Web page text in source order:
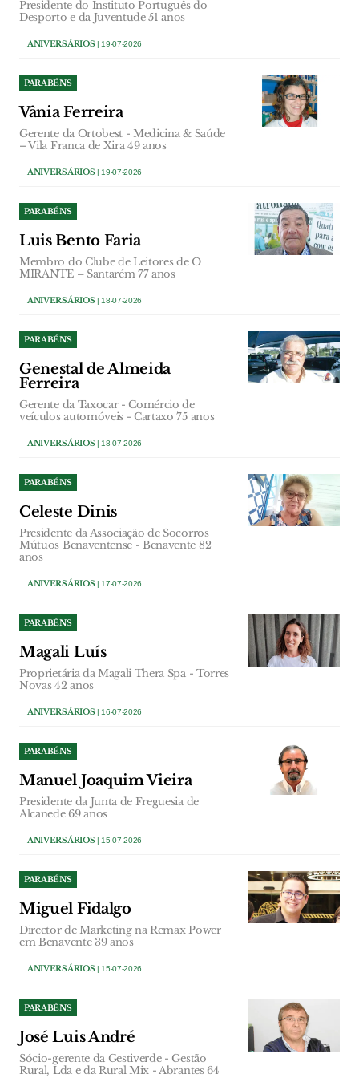
Presidente do Instituto Português do
Desporto e da Juventude 51 anos
ANIVERSÁRIOS| 19-07-2026
PARABÉNS
Vânia Ferreira
Gerente da Ortobest - Medicina & Saúde
– Vila Franca de Xira 49 anos
ANIVERSÁRIOS| 19-07-2026
PARABÉNS
Luis Bento Faria
Membro do Clube de Leitores de O
MIRANTE – Santarém 77 anos
ANIVERSÁRIOS| 18-07-2026
PARABÉNS
Genestal de Almeida
Ferreira
Gerente da Taxocar - Comércio de
veículos automóveis - Cartaxo 75 anos
ANIVERSÁRIOS| 18-07-2026
PARABÉNS
Celeste Dinis
Presidente da Associação de Socorros
Mútuos Benaventense - Benavente 82
anos
ANIVERSÁRIOS| 17-07-2026
PARABÉNS
Magali Luís
Proprietária da Magali Thera Spa - Torres
Novas 42 anos
ANIVERSÁRIOS| 16-07-2026
PARABÉNS
Manuel Joaquim Vieira
Presidente da Junta de Freguesia de
Alcanede 69 anos
ANIVERSÁRIOS| 15-07-2026
PARABÉNS
Miguel Fidalgo
Director de Marketing na Remax Power
em Benavente 39 anos
ANIVERSÁRIOS| 15-07-2026
PARABÉNS
José Luis André
Sócio-gerente da Gestiverde - Gestão
Rural, Lda e da Rural Mix - Abrantes 64